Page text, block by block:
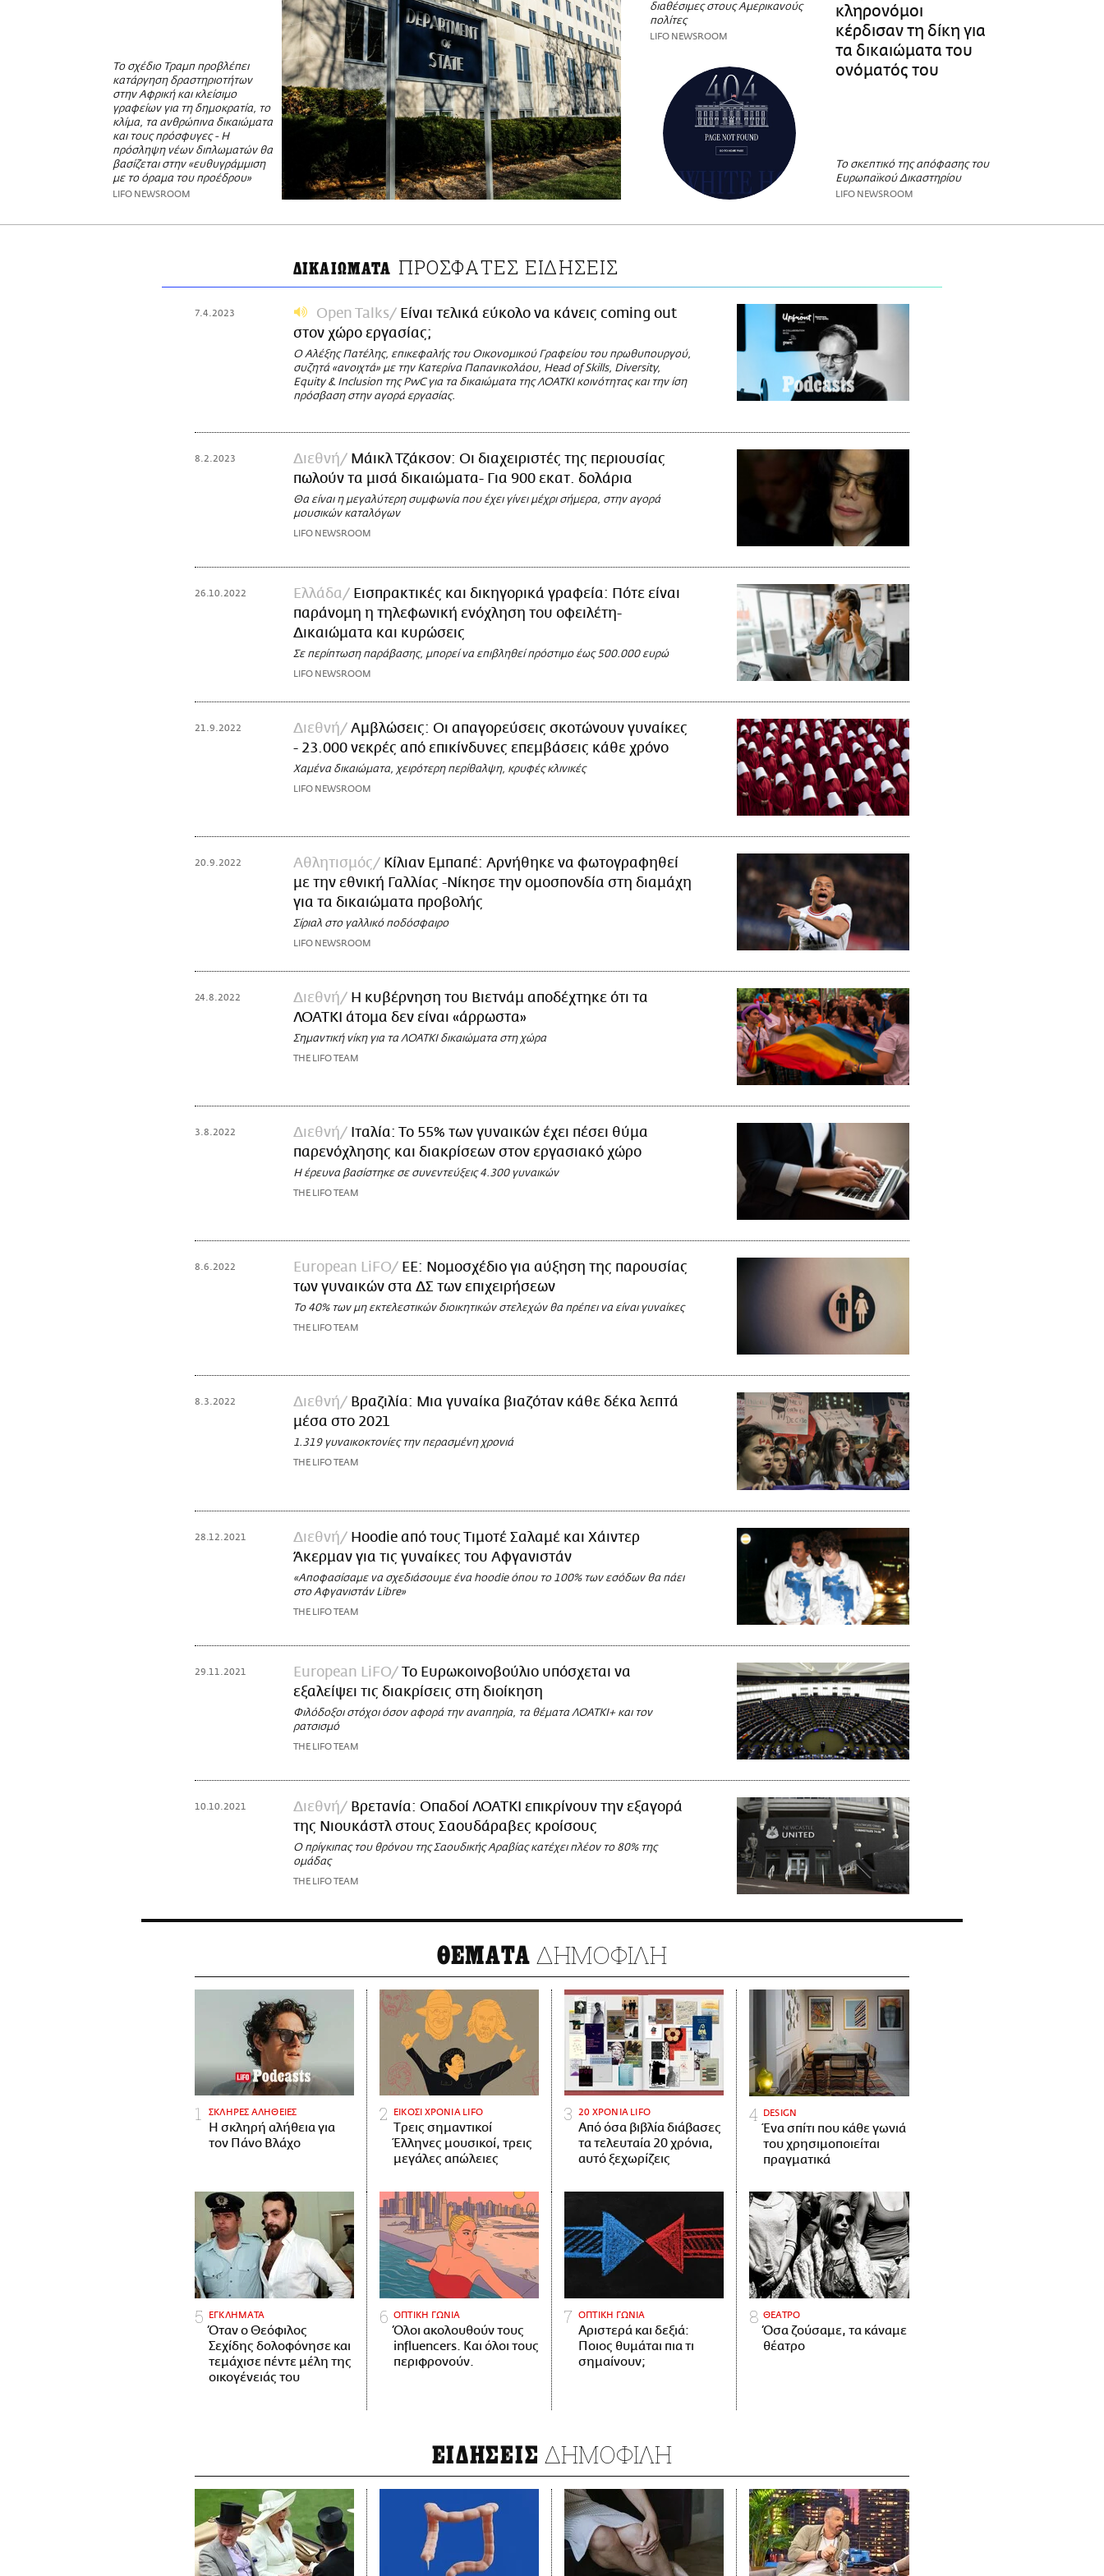
Το σχέδιο Τραμπ προβλέπει
κατάργηση δραστηριοτήτων
στην Αφρική και κλείσιμο
γραφείων για τη δημοκρατία, το
κλίμα, τα ανθρώπινα δικαιώματα
και τους πρόσφυγες - Η
πρόσληψη νέων διπλωματών θα
βασίζεται στην «ευθυγράμμιση
με το όραμα του προέδρου»
LIFO NEWSROOM
διαθέσιμες στους Αμερικανούς
πολίτες
LIFO NEWSROOM
κληρονόμοι
κέρδισαν τη δίκη για
τα δικαιώματα του
ονόματός του
Το σκεπτικό της απόφασης του
Ευρωπαϊκού Δικαστηρίου
LIFO NEWSROOM
ΔΙΚΑΙΩΜΑΤΑ ΠΡΟΣΦΑΤΕΣ ΕΙΔΗΣΕΙΣ
7.4.2023 Open Talks
Είναι τελικά εύκολο να κάνεις coming out
στον χώρο εργασίας;
Ο Αλέξης Πατέλης, επικεφαλής του Οικονομικού Γραφείου του πρωθυπουργού,
συζητά «ανοιχτά» με την Κατερίνα Παπανικολάου, Head of Skills, Diversity,
Equity & Inclusion της PwC για τα δικαιώματα της ΛΟΑΤΚΙ κοινότητας και την ίση
πρόσβαση στην αγορά εργασίας.
8.2.2023 Διεθνή
Μάικλ Τζάκσον: Οι διαχειριστές της περιουσίας
πωλούν τα μισά δικαιώματα- Για 900 εκατ. δολάρια
Θα είναι η μεγαλύτερη συμφωνία που έχει γίνει μέχρι σήμερα, στην αγορά
μουσικών καταλόγων
LIFO NEWSROOM
26.10.2022 Ελλάδα
Εισπρακτικές και δικηγορικά γραφεία: Πότε είναι
παράνομη η τηλεφωνική ενόχληση του οφειλέτη-
Δικαιώματα και κυρώσεις
Σε περίπτωση παράβασης, μπορεί να επιβληθεί πρόστιμο έως 500.000 ευρώ
LIFO NEWSROOM
21.9.2022 Διεθνή
Αμβλώσεις: Οι απαγορεύσεις σκοτώνουν γυναίκες
- 23.000 νεκρές από επικίνδυνες επεμβάσεις κάθε χρόνο
Χαμένα δικαιώματα, χειρότερη περίθαλψη, κρυφές κλινικές
LIFO NEWSROOM
20.9.2022 Αθλητισμός
Κίλιαν Εμπαπέ: Αρνήθηκε να φωτογραφηθεί
με την εθνική Γαλλίας -Νίκησε την ομοσπονδία στη διαμάχη
για τα δικαιώματα προβολής
Σίριαλ στο γαλλικό ποδόσφαιρο
LIFO NEWSROOM
24.8.2022 Διεθνή
Η κυβέρνηση του Βιετνάμ αποδέχτηκε ότι τα
ΛΟΑΤΚΙ άτομα δεν είναι «άρρωστα»
Σημαντική νίκη για τα ΛΟΑΤΚΙ δικαιώματα στη χώρα
THE LIFO TEAM
3.8.2022 Διεθνή
Ιταλία: Το 55% των γυναικών έχει πέσει θύμα
παρενόχλησης και διακρίσεων στον εργασιακό χώρο
Η έρευνα βασίστηκε σε συνεντεύξεις 4.300 γυναικών
THE LIFO TEAM
8.6.2022 European LiFO
ΕΕ: Νομοσχέδιο για αύξηση της παρουσίας
των γυναικών στα ΔΣ των επιχειρήσεων
Το 40% των μη εκτελεστικών διοικητικών στελεχών θα πρέπει να είναι γυναίκες
THE LIFO TEAM
8.3.2022 Διεθνή
Βραζιλία: Μια γυναίκα βιαζόταν κάθε δέκα λεπτά
μέσα στο 2021
1.319 γυναικοκτονίες την περασμένη χρονιά
THE LIFO TEAM
28.12.2021 Διεθνή
Hoodie από τους Τιμοτέ Σαλαμέ και Χάιντερ
Άκερμαν για τις γυναίκες του Αφγανιστάν
«Αποφασίσαμε να σχεδιάσουμε ένα hoodie όπου το 100% των εσόδων θα πάει
στο Αφγανιστάν Libre»
THE LIFO TEAM
29.11.2021 European LiFO
Το Ευρωκοινοβούλιο υπόσχεται να
εξαλείψει τις διακρίσεις στη διοίκηση
Φιλόδοξοι στόχοι όσον αφορά την αναπηρία, τα θέματα ΛΟΑΤΚΙ+ και τον
ρατσισμό
THE LIFO TEAM
10.10.2021 Διεθνή
Βρετανία: Οπαδοί ΛΟΑΤΚΙ επικρίνουν την εξαγορά
της Νιουκάστλ στους Σαουδάραβες κροίσους
Ο πρίγκιπας του θρόνου της Σαουδικής Αραβίας κατέχει πλέον το 80% της
ομάδας
THE LIFO TEAM
ΘΕΜΑΤΑ ΔΗΜΟΦΙΛΗ
ΣΚΛΗΡΕΣ ΑΛΗΘΕΙΕΣ
H σκληρή αλήθεια για
τον Πάνο Βλάχο
ΕΙΚΟΣΙ ΧΡΟΝΙΑ LIFO
Tρεις σημαντικοί
Έλληνες μουσικοί, τρεις
μεγάλες απώλειες
20 ΧΡΟΝΙΑ LIFO
Από όσα βιβλία διάβασες
τα τελευταία 20 χρόνια,
αυτό ξεχωρίζεις
DESIGN
Ένα σπίτι που κάθε γωνιά
του χρησιμοποιείται
πραγματικά
ΕΓΚΛΗΜΑΤΑ
Όταν ο Θεόφιλος
Σεχίδης δολοφόνησε και
τεμάχισε πέντε μέλη της
οικογένειάς του
ΟΠΤΙΚΗ ΓΩΝΙΑ
Όλοι ακολουθούν τους
influencers. Και όλοι τους
περιφρονούν.
ΟΠΤΙΚΗ ΓΩΝΙΑ
Αριστερά και δεξιά:
Ποιος θυμάται πια τι
σημαίνουν;
ΘΕΑΤΡΟ
Όσα ζούσαμε, τα κάναμε
θέατρο
ΕΙΔΗΣΕΙΣ ΔΗΜΟΦΙΛΗ